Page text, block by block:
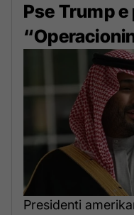
Pse Trump
Presidenti